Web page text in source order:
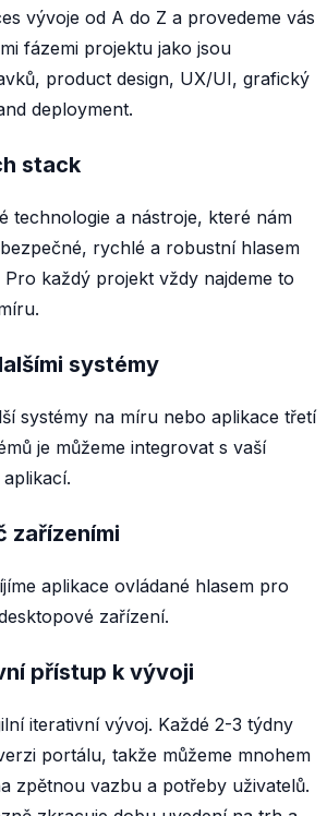
vývoje od A do Z a provedeme vás
fázemi projektu jako jsou
product design, UX/UI, grafický
deployment.
stack
technologie a nástroje, které nám
rychlé a robustní hlasem
Pro každý projekt vždy najdeme to
systémy
systémy na míru nebo aplikace třetí
je můžeme integrovat s vaší
zařízeními
aplikace ovládané hlasem pro
zařízení.
přístup k vývoji
iterativní vývoj. Každé 2-3 týdny
portálu, takže můžeme mnohem
zpětnou vazbu a potřeby uživatelů.